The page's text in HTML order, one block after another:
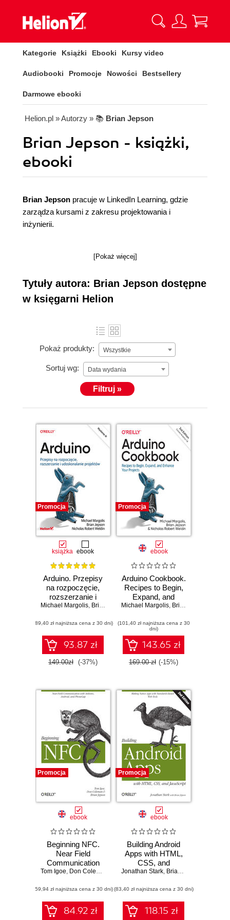
Kategorie Książki Ebooki Kursy video
Audiobooki Promocje Nowości Bestsellery
Darmowe ebooki
Helion.pl » Autorzy » 📚 Brian Jepson
Brian Jepson - książki,
ebooki
Brian Jepson pracuje w LinkedIn Learning, gdzie
zarządza kursami z zakresu projektowania i
inżynierii.
[Pokaż więcej]
Tytuły autora: Brian Jepson dostępne
w księgarni Helion
Pokaż produkty: Wszystkie
Sortuj wg: Data wydania
Filtruj »
Promocja
książka ebook
Arduino. Przepisy
na rozpoczęcie,
rozszerzanie i
udoskonalanie
Wydanie III
Michael Margolis, Brian Jepson ,Nicholas Robert Weldin
(89,40 zł najniższa cena z 30 dni)
93.87 zł
149.00zł (-37%)
Promocja
ebook
Arduino Cookbook.
Recipes to Begin,
Expand, and
Enhance Your
Edition
Michael Margolis, Brian Jepson
(101,40 zł najniższa cena z 30
dni)
143.65 zł
169.00 zł (-15%)
Promocja
ebook
Beginning NFC.
Near Field
Communication
with Arduino,
PhoneGap
Tom Igoe, Don Coleman Brian Jepson
(59,94 zł najniższa cena z 30 dni)
84.92 zł
Promocja
ebook
Building Android
Apps with HTML,
CSS, and
JavaScript. Making
Standards-Based
Web Tools. 2nd
Edition
Jonathan Stark, Brian Jepson
(83,40 zł najniższa cena z 30 dni)
118.15 zł